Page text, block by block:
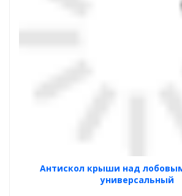
Антискол крыши над
универсальный